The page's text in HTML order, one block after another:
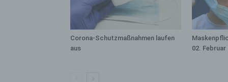
Corona-Schutzmaßnahmen laufen
aus
02. Februar